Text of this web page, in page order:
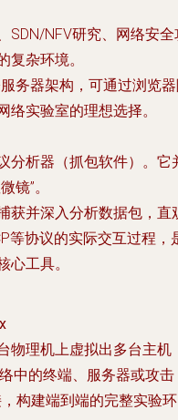
SDN/NFV研究、网络安全
复杂环境。
务器架构，可通过浏览
络实验室的理想选择。
分析器（抓包软件）。它
镜”。
获并深入分析数据包，直
等协议的实际交互过程，
心工具。
物理机上虚拟出多台主机
中的终端、服务器或攻击
构建端到端的完整实验环